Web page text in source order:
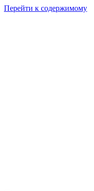
Перейти к содержимому